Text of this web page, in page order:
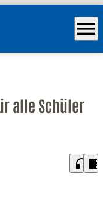
menu
alle Schüler
headphones chrome_reader_mode